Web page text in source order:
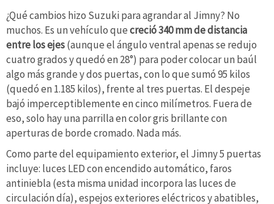
¿Qué cambios hizo Suzuki para agrandar al Jimny? No
muchos. Es un vehículo quecreció 340 mm de distancia
entre los ejes(aunque el ángulo ventral apenas se redujo
cuatro grados y quedó en 28°) para poder colocar un baúl
algo más grande y dos puertas, con lo que sumó 95 kilos
(quedó en 1.185 kilos), frente al tres puertas. El despeje
bajó imperceptiblemente en cinco milímetros. Fuera de
eso, solo hay una parrilla en color gris brillante con
aperturas de borde cromado. Nada más.
Como parte del equipamiento exterior, el Jimny 5 puertas
incluye: luces LED con encendido automático, faros
antiniebla (esta misma unidad incorpora las luces de
circulación día), espejos exteriores eléctricos y abatibles,